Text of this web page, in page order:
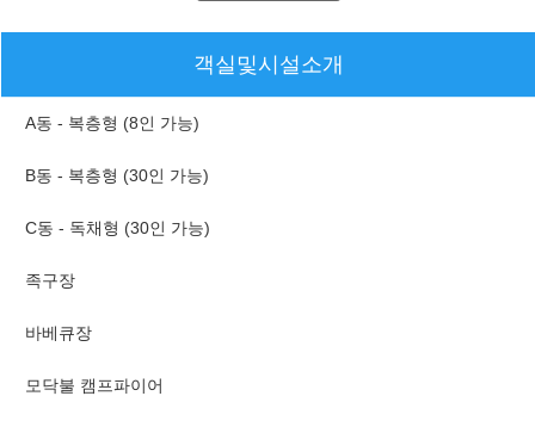
객실및시설소개
A동 - 복층형 (8인 가능)
B동 - 복층형 (30인 가능)
C동 - 독채형 (30인 가능)
족구장
바베큐장
모닥불 캠프파이어